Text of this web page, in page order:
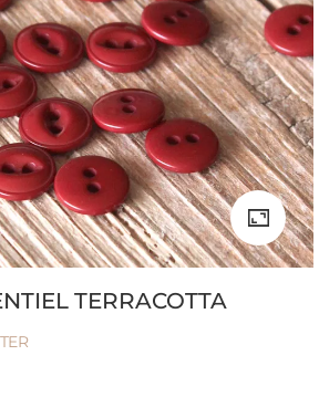
TERRACOTTA